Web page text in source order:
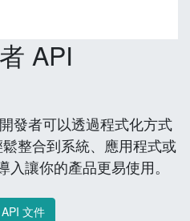
API
發者可以透過程式化方式
整合到系統、應用程式或
讓你的產品更易使用。
文件